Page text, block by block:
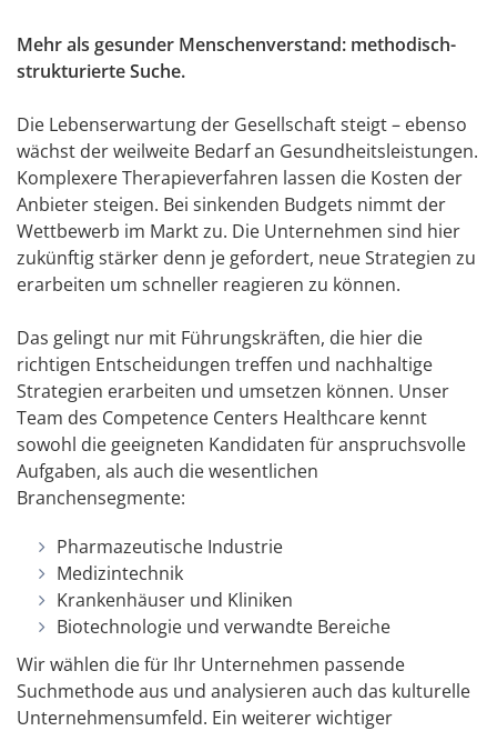
Mehr als gesunder Menschenverstand: methodisch-
strukturierte Suche.
Die Lebenserwartung der Gesellschaft steigt – ebenso
wächst der weilweite Bedarf an Gesundheitsleistungen.
Komplexere Therapieverfahren lassen die Kosten der
Anbieter steigen. Bei sinkenden Budgets nimmt der
Wettbewerb im Markt zu. Die Unternehmen sind hier
zukünftig stärker denn je gefordert, neue Strategien zu
erarbeiten um schneller reagieren zu können.
Das gelingt nur mit Führungskräften, die hier die
richtigen Entscheidungen treffen und nachhaltige
Strategien erarbeiten und umsetzen können. Unser
Team des Competence Centers Healthcare kennt
sowohl die geeigneten Kandidaten für anspruchsvolle
Aufgaben, als auch die wesentlichen
Branchensegmente:
Pharmazeutische Industrie
Medizintechnik
Krankenhäuser und Kliniken
Biotechnologie und verwandte Bereiche
Wir wählen die für Ihr Unternehmen passende
Suchmethode aus und analysieren auch das kulturelle
Unternehmensumfeld. Ein weiterer wichtiger